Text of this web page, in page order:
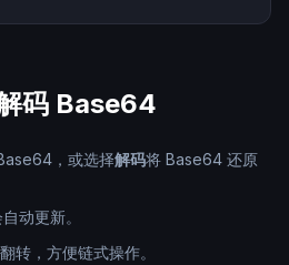
码 Base64
，或选择解码将 Base64 还原
动更新。
转，方便链式操作。